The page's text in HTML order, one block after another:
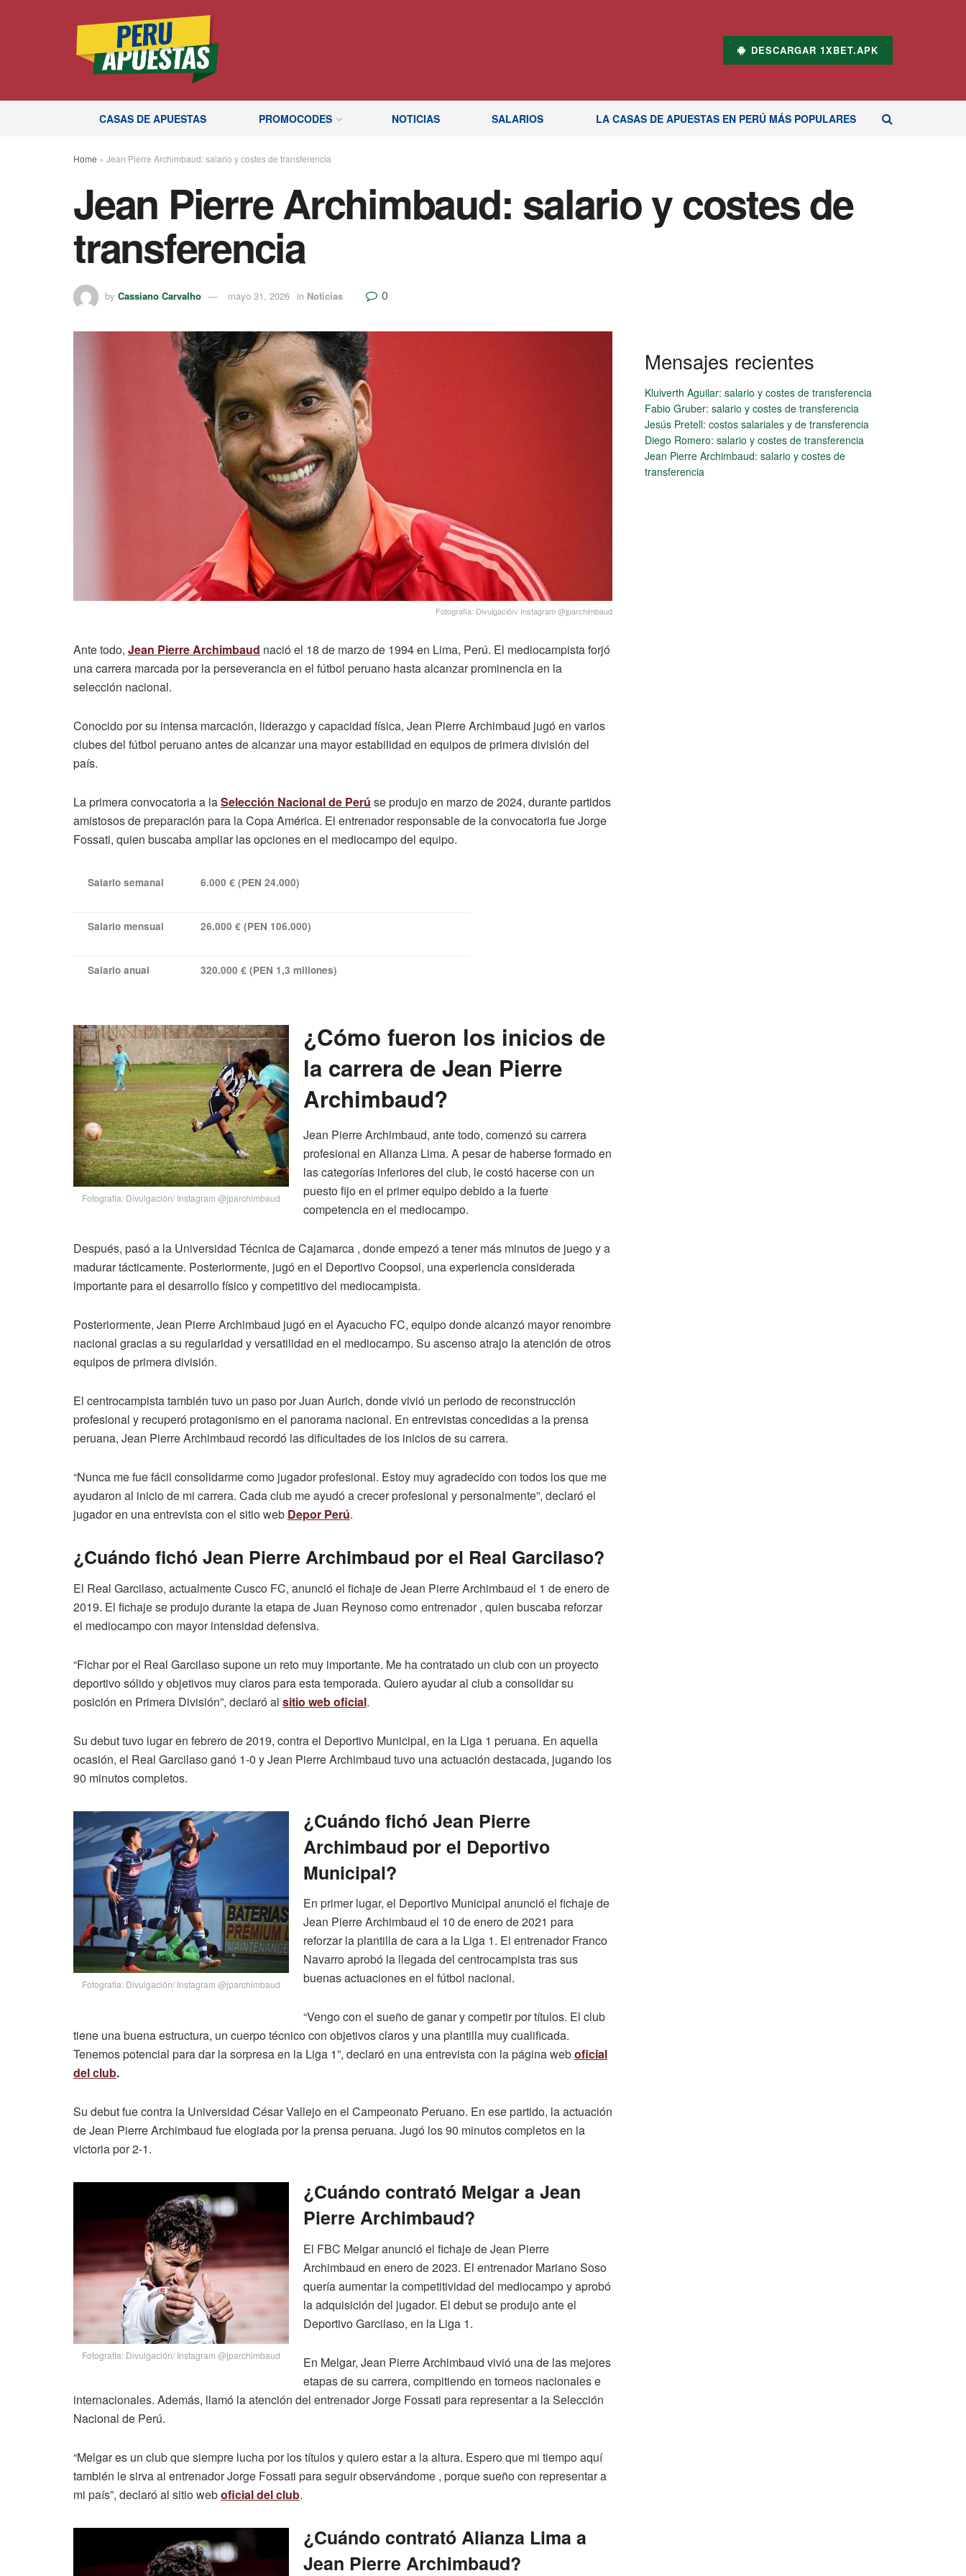
DESCARGAR 1XBET.APK
CASAS DE APUESTAS PROMOCODES NOTICIAS SALARIOS LA CASAS DE APUESTAS EN PERÚ MÁS POPULARES
Home » Jean Pierre Archimbaud: salario y costes de transferencia
Jean Pierre Archimbaud: salario y costes de
transferencia
by Cassiano Carvalho mayo 31, 2026 in Noticias 0
Fotografia: Divulgación/ Instagram @jparchimbaud
Ante todo, Jean Pierre Archimbaud nació el 18 de marzo de 1994 en Lima, Perú. El mediocampista forjó
una carrera marcada por la perseverancia en el fútbol peruano hasta alcanzar prominencia en la
selección nacional.
Conocido por su intensa marcación, liderazgo y capacidad física, Jean Pierre Archimbaud jugó en varios
clubes del fútbol peruano antes de alcanzar una mayor estabilidad en equipos de primera división del
país.
La primera convocatoria a laSelección Nacional de Perú se produjo en marzo de 2024, durante partidos
amistosos de preparación para la Copa América. El entrenador responsable de la convocatoria fue Jorge
Fossati, quien buscaba ampliar las opciones en el mediocampo del equipo.
Salario semanal 6.000 € (PEN 24.000)
Salario mensual 26.000 € (PEN 106.000)
Salario anual 320.000 € (PEN 1,3 millones)
Fotografia: Divulgación/ Instagram @jparchimbaud
¿Cómo fueron los inicios de
la carrera de Jean Pierre
Archimbaud?
Jean Pierre Archimbaud, ante todo, comenzó su carrera
profesional en Alianza Lima. A pesar de haberse formado en
las categorías inferiores del club, le costó hacerse con un
puesto fijo en el primer equipo debido a la fuerte
competencia en el mediocampo.
Después, pasó a la Universidad Técnica de Cajamarca , donde empezó a tener más minutos de juego y a
madurar tácticamente. Posteriormente, jugó en el Deportivo Coopsol, una experiencia considerada
importante para el desarrollo físico y competitivo del mediocampista.
Posteriormente, Jean Pierre Archimbaud jugó en el Ayacucho FC, equipo donde alcanzó mayor renombre
nacional gracias a su regularidad y versatilidad en el mediocampo. Su ascenso atrajo la atención de otros
equipos de primera división.
El centrocampista también tuvo un paso por Juan Aurich, donde vivió un periodo de reconstrucción
profesional y recuperó protagonismo en el panorama nacional. En entrevistas concedidas a la prensa
peruana, Jean Pierre Archimbaud recordó las dificultades de los inicios de su carrera.
“Nunca me fue fácil consolidarme como jugador profesional. Estoy muy agradecido con todos los que me
ayudaron al inicio de mi carrera. Cada club me ayudó a crecer profesional y personalmente”, declaró el
jugador en una entrevista con el sitio web Depor Perú.
¿Cuándo fichó Jean Pierre Archimbaud por el Real Garcilaso?
El Real Garcilaso, actualmente Cusco FC, anunció el fichaje de Jean Pierre Archimbaud el 1 de enero de
2019. El fichaje se produjo durante la etapa de Juan Reynoso como entrenador , quien buscaba reforzar
el mediocampo con mayor intensidad defensiva.
“Fichar por el Real Garcilaso supone un reto muy importante. Me ha contratado un club con un proyecto
deportivo sólido y objetivos muy claros para esta temporada. Quiero ayudar al club a consolidar su
posición en Primera División”, declaró al sitio web oficial.
Su debut tuvo lugar en febrero de 2019, contra el Deportivo Municipal, en la Liga 1 peruana. En aquella
ocasión, el Real Garcilaso ganó 1-0 y Jean Pierre Archimbaud tuvo una actuación destacada, jugando los
90 minutos completos.
Fotografia: Divulgación/ Instagram @jparchimbaud
¿Cuándo fichó Jean Pierre
Archimbaud por el Deportivo
Municipal?
En primer lugar, el Deportivo Municipal anunció el fichaje de
Jean Pierre Archimbaud el 10 de enero de 2021 para
reforzar la plantilla de cara a la Liga 1. El entrenador Franco
Navarro aprobó la llegada del centrocampista tras sus
buenas actuaciones en el fútbol nacional.
“Vengo con el sueño de ganar y competir por títulos. El club
tiene una buena estructura, un cuerpo técnico con objetivos claros y una plantilla muy cualificada.
Tenemos potencial para dar la sorpresa en la Liga 1”, declaró en una entrevista con la página weboficial
del club.
Su debut fue contra la Universidad César Vallejo en el Campeonato Peruano. En ese partido, la actuación
de Jean Pierre Archimbaud fue elogiada por la prensa peruana. Jugó los 90 minutos completos en la
victoria por 2-1.
Fotografia: Divulgación/ Instagram @jparchimbaud
¿Cuándo contrató Melgar a Jean
Pierre Archimbaud?
El FBC Melgar anunció el fichaje de Jean Pierre
Archimbaud en enero de 2023. El entrenador Mariano Soso
quería aumentar la competitividad del mediocampo y aprobó
la adquisición del jugador. El debut se produjo ante el
Deportivo Garcilaso, en la Liga 1.
En Melgar, Jean Pierre Archimbaud vivió una de las mejores
etapas de su carrera, compitiendo en torneos nacionales e
internacionales. Además, llamó la atención del entrenador Jorge Fossati para representar a la Selección
Nacional de Perú.
“Melgar es un club que siempre lucha por los títulos y quiero estar a la altura. Espero que mi tiempo aquí
también le sirva al entrenador Jorge Fossati para seguir observándome , porque sueño con representar a
mi país”, declaró al sitio weboficial del club.
¿Cuándo contrató Alianza Lima a
Jean Pierre Archimbaud?
Mensajes recientes
Kluiverth Aguilar: salario y costes de transferencia
Fabio Gruber: salario y costes de transferencia
Jesús Pretell: costos salariales y de transferencia
Diego Romero: salario y costes de transferencia
Jean Pierre Archimbaud: salario y costes de
transferencia